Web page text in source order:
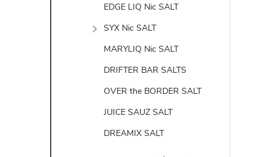
EDGE LIQ Nic SALT
SYX Nic SALT
MARYLIQ Nic SALT
DRIFTER BAR SALTS
OVER the BORDER SALT
JUICE SAUZ SALT
DREAMIX SALT